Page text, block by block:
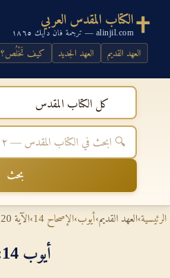
الكتاب المقدس العربي
alinjil.com — ترجمة فان دايك ١٨٦٥
العهد القديم العهد الجديد كيف تَخْلُص؟
كل الكتاب المقدس
بحث
الرئيسية›العهد القديم›أيوب›الإصحاح 14 ›الآية 20
أيوب 14‏:‏20